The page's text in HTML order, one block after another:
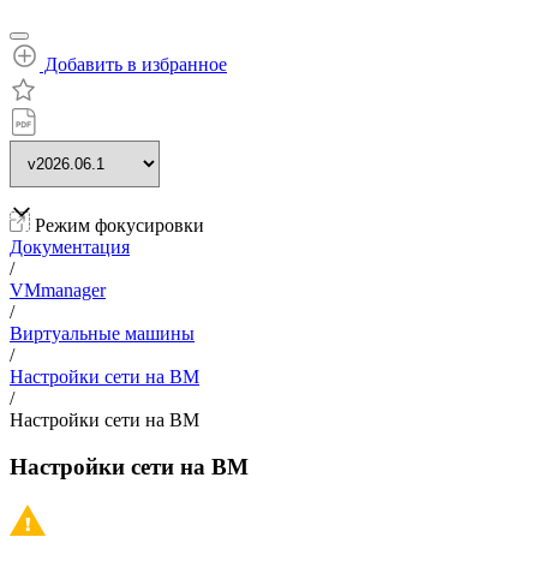
Добавить в избранное
Режим фокусировки
Документация
/
VMmanager
/
Виртуальные машины
/
Настройки сети на ВМ
/
Настройки сети на ВМ
Настройки сети на ВМ